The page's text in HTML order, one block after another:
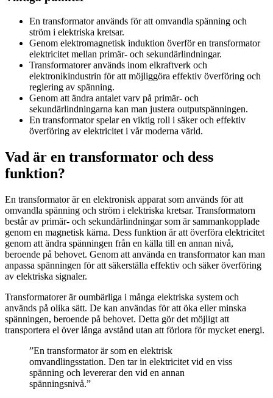
En transformator används för att omvandla spänning och
ström i elektriska kretsar.
Genom elektromagnetisk induktion överför en transformator
elektricitet mellan primär- och sekundärlindningar.
Transformatorer används inom elkraftverk och
elektronikindustrin för att möjliggöra effektiv överföring och
reglering av spänning.
Genom att ändra antalet varv på primär- och
sekundärlindningarna kan man justera outputspänningen.
En transformator spelar en viktig roll i säker och effektiv
överföring av elektricitet i vår moderna värld.
Vad är en transformator och dess
funktion?
En transformator är en elektronisk apparat som används för att
omvandla spänning och ström i elektriska kretsar. Transformatorn
består av primär- och sekundärlindningar som är sammankopplade
genom en magnetisk kärna. Dess funktion är att överföra elektricitet
genom att ändra spänningen från en källa till en annan nivå,
beroende på behovet. Genom att använda en transformator kan man
anpassa spänningen för att säkerställa effektiv och säker överföring
av elektriska signaler.
Transformatorer är oumbärliga i många elektriska system och
används på olika sätt. De kan användas för att öka eller minska
spänningen, beroende på behovet. Detta gör det möjligt att
transportera el över långa avstånd utan att förlora för mycket energi.
”En transformator är som en elektrisk
omvandlingsstation. Den tar in elektricitet vid en viss
spänning och levererar den vid en annan
spänningsnivå.”